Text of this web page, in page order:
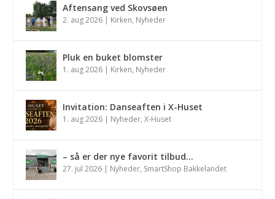
Aftensang ved Skovsøen
2. aug 2026 | Kirken, Nyheder
Pluk en buket blomster
1. aug 2026 | Kirken, Nyheder
Invitation: Danseaften i X-Huset
1. aug 2026 | Nyheder,X-Huset
– så er der nye favorit tilbud…
27. jul 2026 | Nyheder, SmartShop Bakkelandet